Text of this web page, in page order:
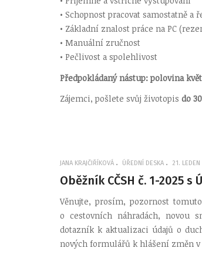
• Schopnost pracovat samostatně a
• Základní znalost práce na PC
• Manuální zručnost
• Pečlivost a spolehlivost
Předpokládaný nástup: polovina
Zájemci, pošlete svůj životopis do
JANA KRAJČIŘÍKOVÁ ÚŘEDNÍ DESKA 21.
Oběžník CČSH č. 1-2025 s
Věnujte, prosím, pozornost
o cestovních náhradách, novou
dotazník k aktualizaci údajů o
nových formulářů k hlášení změn